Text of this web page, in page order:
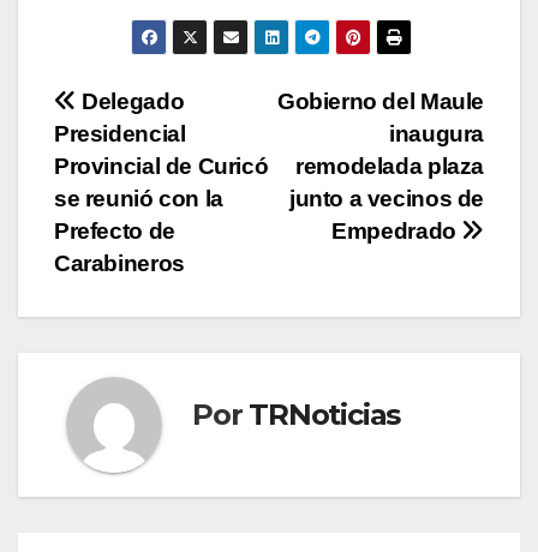
Navegación
de
entradas
Gobierno del Maule
inaugura
remodelada plaza
junto a vecinos de
Empedrado
Delegado
Presidencial
Provincial de Curicó
se reunió con la
Prefecto de
Carabineros
Por TRNoticias